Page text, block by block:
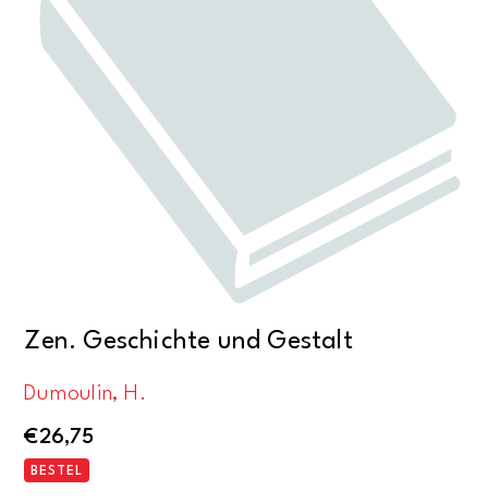
Zen. Geschichte und Gestalt
Dumoulin, H.
€26,75
BESTEL